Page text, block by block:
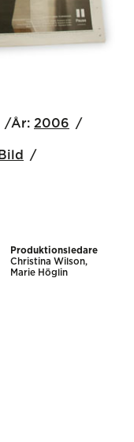
År: 2006
Produktionsledare
Christina Wilson,
Marie Höglin